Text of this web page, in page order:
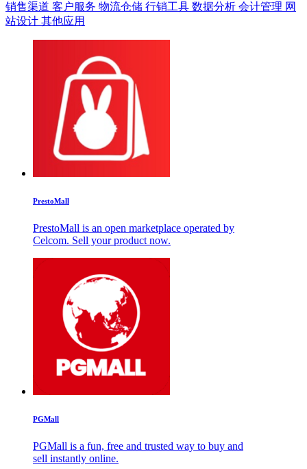
销售渠道 客户服务 物流仓储 行销工具 数据分析 会计管理 网
站设计 其他应用
PrestoMall
PrestoMall is an open marketplace operated by
Celcom. Sell your product now.
PGMall
PGMall is a fun, free and trusted way to buy and
sell instantly online.